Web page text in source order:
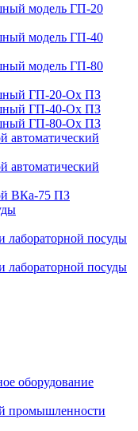
модель ГП-20
модель ГП-40
модель ГП-80
ГП-20-Ох ПЗ
ГП-40-Ох ПЗ
ГП-80-Ох ПЗ
автоматический
автоматический
ВКа-75 ПЗ
лабораторной посуды
лабораторной посуды
оборудование
промышленности